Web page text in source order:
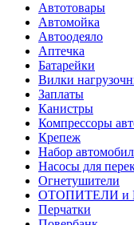
Автотовары
Автомойка
Автоодеяло
Аптечка
Батарейки
Вилки
Заплаты
Канистры
Компрессоры
Крепеж
Набор
Насосы для
Огнетушители
ОТОПИТЕЛИ и
Перчатки